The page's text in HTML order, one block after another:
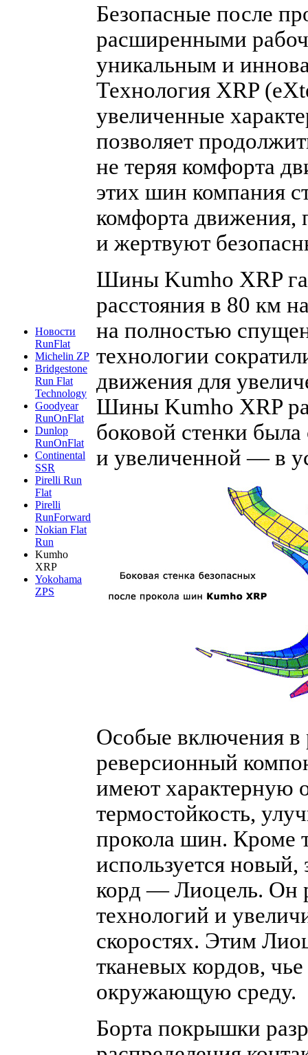
Новости
RunFlat
Michelin ZP
Bridgestone
Run Flat
Technology
Goodyear
RunOnFlat
Dunlop
RunOnFlat
Continental
SSR
Pirelli Run
Flat
Pirelli
RunForward
Nokian Flat
Run
Kumho
XRP
Yokohama
ZPS
Безопасные после
расширенными
уникальным и
Технология XRP
увеличенные
позволяет
не теряя комфорта
этих шин компания
комфорта движения,
и жертвуют
Шины Kumho XRP
расстояния в 80 км
на полностью
технологии
движения для
Шины Kumho XRP
боковой стенки
и увеличенной — в
Особые включения в
реверсионный
имеют характерную
термостойкость,
прокола шин. Кроме
используется
корд — Лиоцель. Он
технологий и
скоростях. Этим
тканевых кордов, чье
окружающую среду.
Борта покрышки